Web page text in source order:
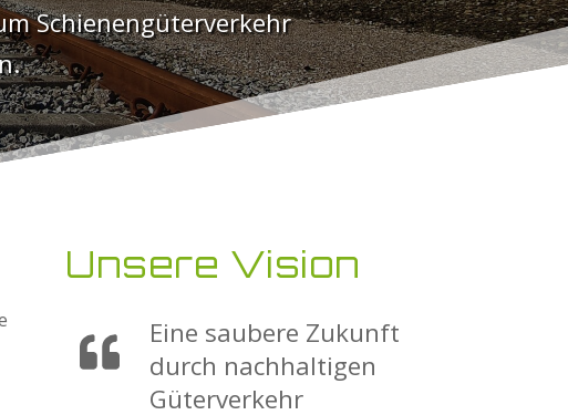
Schienengüterverkehr
Unsere Vision
Eine saubere Zukunft
durch nachhaltigen
Güterverkehr